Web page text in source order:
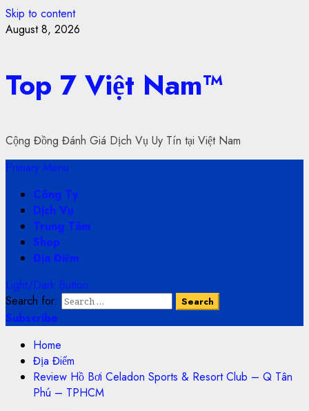
Skip to content
August 8, 2026
Top 7 Việt Nam™
Cộng Đồng Đánh Giá Dịch Vụ Uy Tín tại Việt Nam
Primary Menu
Công Ty
Dịch Vụ
Trung Tâm
Shop
Địa Điểm
Light/Dark Button
Search for:
Subscribe
Home
Địa Điểm
Review Hồ Bơi Celadon Sports & Resort Club – Q Tân
Phú – TPHCM